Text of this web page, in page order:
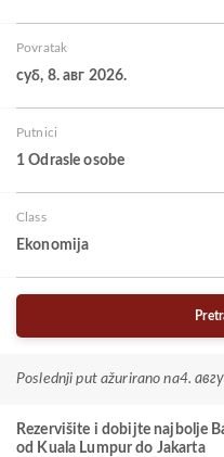
Povratak
суб, 8. авг 2026.
Putnici
1 Odrasle osobe
Class
Ekonomija
Poslednji put ažurirano na4.
Rezervišite i dobijte najbolje
od Kuala Lumpur do Jakarta